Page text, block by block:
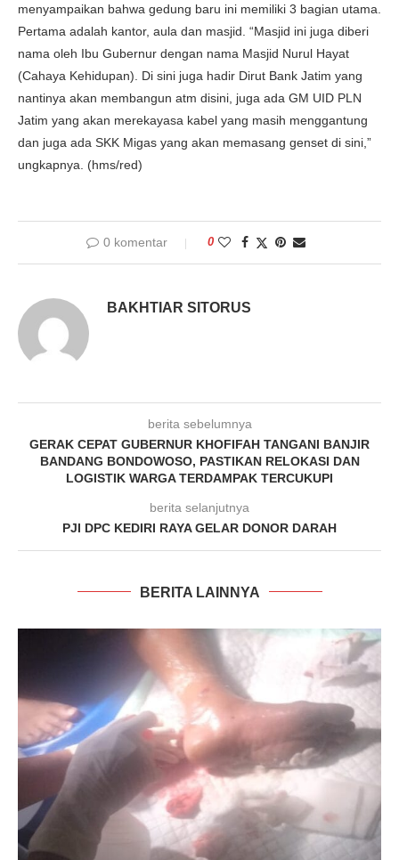
menyampaikan bahwa gedung baru ini memiliki 3 bagian utama.
Pertama adalah kantor, aula dan masjid. “Masjid ini juga diberi
nama oleh Ibu Gubernur dengan nama Masjid Nurul Hayat
(Cahaya Kehidupan). Di sini juga hadir Dirut Bank Jatim yang
nantinya akan membangun atm disini, juga ada GM UID PLN
Jatim yang akan merekayasa kabel yang masih menggantung
dan juga ada SKK Migas yang akan memasang genset di sini,”
ungkapnya. (hms/red)
0 komentar 0
BAKHTIAR SITORUS
berita sebelumnya
GERAK CEPAT GUBERNUR KHOFIFAH TANGANI BANJIR
BANDANG BONDOWOSO, PASTIKAN RELOKASI DAN
LOGISTIK WARGA TERDAMPAK TERCUKUPI
berita selanjutnya
PJI DPC KEDIRI RAYA GELAR DONOR DARAH
BERITA LAINNYA